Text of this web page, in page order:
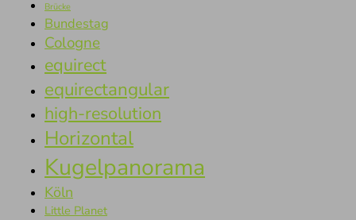
Brücke
Bundestag
Cologne
equirect
equirectangular
high-resolution
Horizontal
Kugelpanorama
Köln
Little Planet